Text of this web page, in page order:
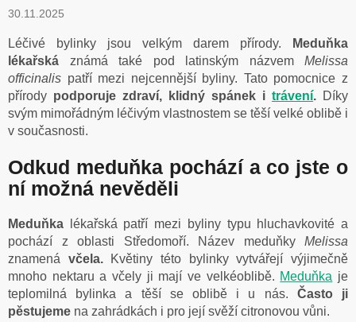
30.11.2025
Léčivé bylinky jsou velkým darem přírody.
Meduňka
lékařská známá také pod latinským názvem Melissa
officinalis patří mezi nejcennější byliny. Tato pomocnice z
přírody podporuje zdraví, klidný spánek i trávení. Díky
svým mimořádným léčivým vlastnostem se těší velké oblibě i
v současnosti.
Odkud meduňka pochází a co jste o
ní možná nevěděli
Meduňka lékařská patří mezi byliny typu hluchavkovité a
pochází z oblasti Středomoří. Název meduňky Melissa
znamená včela.Květiny této bylinky vytvářejí výjimečně
mnoho nektaru a včely ji mají ve velkéoblibě. Meduňka je
teplomilná bylinka a těší se oblibě i u nás. Často ji
pěstujeme na zahrádkách i pro její svěží citronovou vůni.